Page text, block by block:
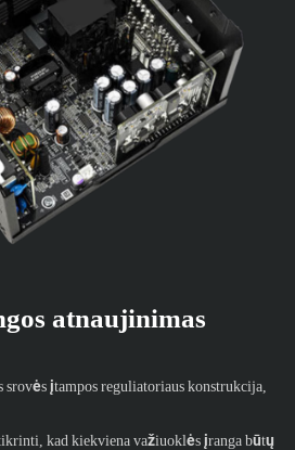
atnaujinimas
įtampos reguliatoriaus konstrukcija,
kad kiekviena važiuoklės įranga būtų